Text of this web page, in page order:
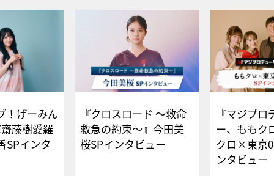
！げーみん
藤樹愛羅
SPインタ
『クロスロード ～救命
救急の約束～』今田美
桜SPインタビュー
『マジプロ
ー、ももク
クロ×東京
ンタビュー